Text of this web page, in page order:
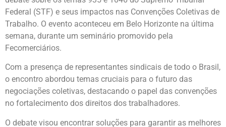
Federal (STF) e seus impactos nas Convenções Coletivas de
Trabalho. O evento aconteceu em Belo Horizonte na última
semana, durante um seminário promovido pela
Fecomerciários.
Com a presença de representantes sindicais de todo o Brasil,
o encontro abordou temas cruciais para o futuro das
negociações coletivas, destacando o papel das convenções
no fortalecimento dos direitos dos trabalhadores.
O debate visou encontrar soluções para garantir as melhores